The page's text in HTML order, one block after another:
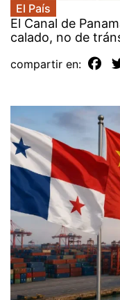
El País
El Canal de
calado, no de
compartir en: